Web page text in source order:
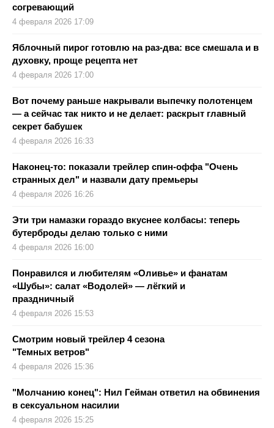
согревающий
4 февраля 2026 17:09
Яблочный пирог готовлю на раз-два: все смешала и в
духовку, проще рецепта нет
4 февраля 2026 17:00
Вот почему раньше накрывали выпечку полотенцем
— а сейчас так никто и не делает: раскрыт главный
секрет бабушек
4 февраля 2026 16:33
Наконец-то: показали трейлер спин-оффа "Очень
странных дел" и назвали дату премьеры
4 февраля 2026 16:26
Эти три намазки гораздо вкуснее колбасы: теперь
бутерброды делаю только с ними
4 февраля 2026 16:00
Понравился и любителям «Оливье» и фанатам
«Шубы»: салат «Водолей» — лёгкий и
праздничный
4 февраля 2026 15:53
Смотрим новый трейлер 4 сезона
"Темных ветров"
4 февраля 2026 15:36
"Молчанию конец": Нил Гейман ответил на обвинения
в сексуальном насилии
4 февраля 2026 15:25